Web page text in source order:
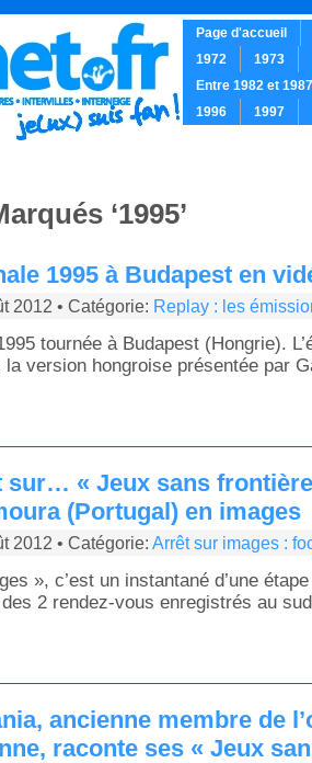
Page d'accueil
1972
1973
Entre 1982 et 1987
1996
1997
‘1995’
1995 à Budapest en
2012 • Catégorie: Replay : les
tournée à Budapest (Hongrie).
la version hongroise présentée par
sur… « Jeux sans
(Portugal) en images
2012 • Catégorie: Arrêt sur images :
», c’est un instantané d’une
2 rendez-vous enregistrés au
ancienne membre de
raconte ses « Jeux